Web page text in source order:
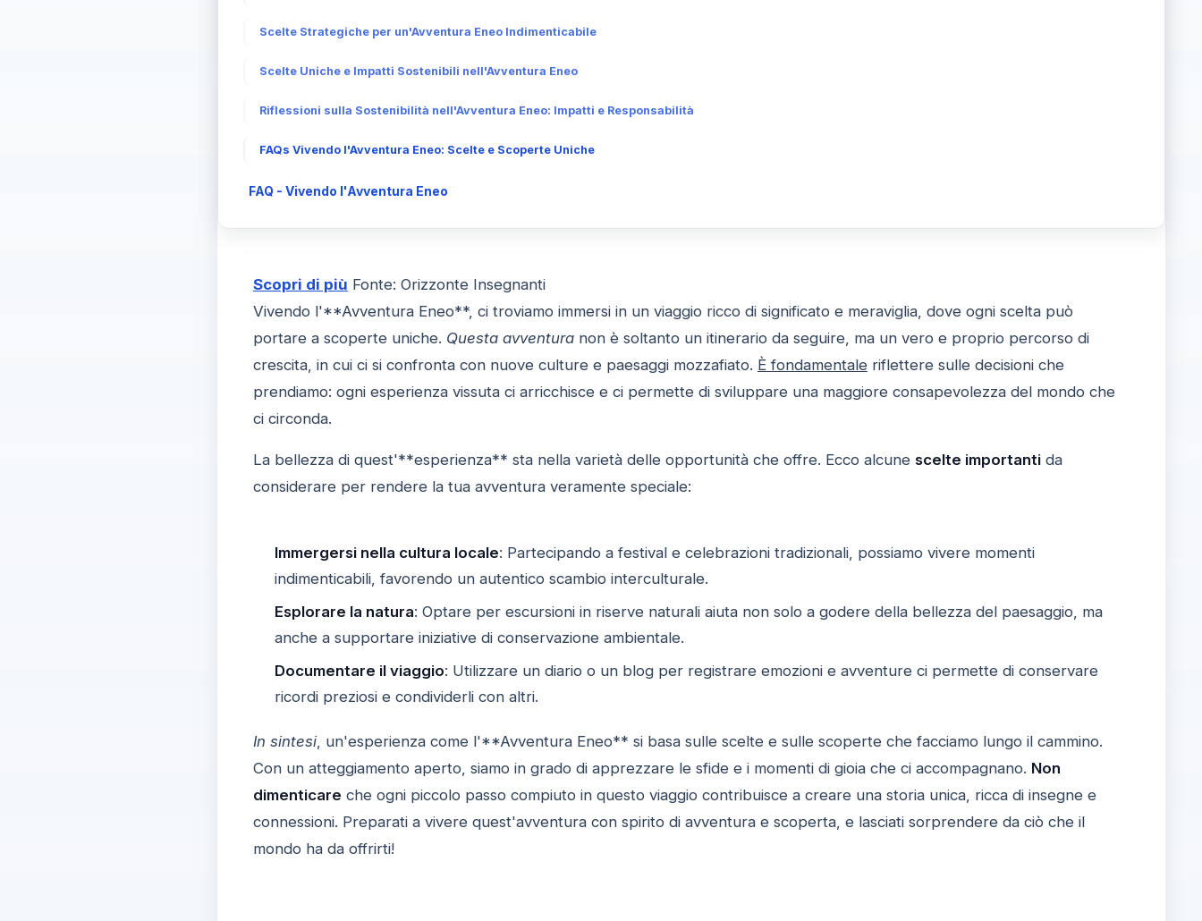
Scelte Strategiche per un'Avventura Eneo Indimenticabile
Scelte Uniche e Impatti Sostenibili nell'Avventura Eneo
Riflessioni sulla Sostenibilità nell'Avventura Eneo: Impatti e Responsabilità
FAQs Vivendo l'Avventura Eneo: Scelte e Scoperte Uniche
FAQ - Vivendo l'Avventura Eneo
Scopri di più Fonte: Orizzonte Insegnanti
Vivendo l'**Avventura Eneo**, ci troviamo immersi in un viaggio ricco di significato e meraviglia, dove ogni scelta può
portare a scoperte uniche. Questa avventuranon è soltanto un itinerario da seguire, ma un vero e proprio percorso di
crescita, in cui ci si confronta con nuove culture e paesaggi mozzafiato. È fondamentaleriflettere sulle decisioni che
prendiamo: ogni esperienza vissuta ci arricchisce e ci permette di sviluppare una maggiore consapevolezza del mondo che
ci circonda.
La bellezza di quest'**esperienza** sta nella varietà delle opportunità che offre. Ecco alcune scelte importantida
considerare per rendere la tua avventura veramente speciale:
Immergersi nella cultura locale: Partecipando a festival e celebrazioni tradizionali, possiamo vivere momenti
indimenticabili, favorendo un autentico scambio interculturale.
Esplorare la natura: Optare per escursioni in riserve naturali aiuta non solo a godere della bellezza del paesaggio, ma
anche a supportare iniziative di conservazione ambientale.
Documentare il viaggio: Utilizzare un diario o un blog per registrare emozioni e avventure ci permette di conservare
ricordi preziosi e condividerli con altri.
In sintesi, un'esperienza come l'**Avventura Eneo** si basa sulle scelte e sulle scoperte che facciamo lungo il cammino.
Con un atteggiamento aperto, siamo in grado di apprezzare le sfide e i momenti di gioia che ci accompagnano. Non
dimenticare che ogni piccolo passo compiuto in questo viaggio contribuisce a creare una storia unica, ricca di insegne e
connessioni. Preparati a vivere quest'avventura con spirito di avventura e scoperta, e lasciati sorprendere da ciò che il
mondo ha da offrirti!